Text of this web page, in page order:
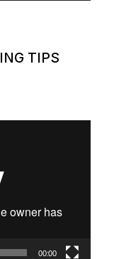
TIPS
00:00